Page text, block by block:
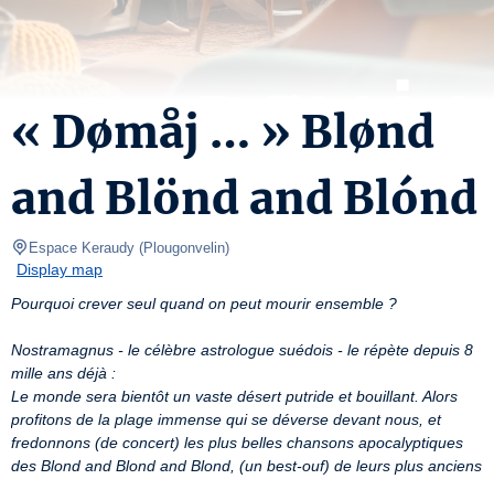
« Dømåj … » Blønd
and Blönd and Blónd
Espace Keraudy (Plougonvelin)
Display map
Pourquoi crever seul quand on peut mourir ensemble ?
Nostramagnus - le célèbre astrologue suédois - le répète depuis 8
mille ans déjà :
Le monde sera bientôt un vaste désert putride et bouillant. Alors
profitons de la plage immense qui se déverse devant nous, et
fredonnons (de concert) les plus belles chansons apocalyptiques
des Blond and Blond and Blond, (un best-ouf) de leurs plus anciens